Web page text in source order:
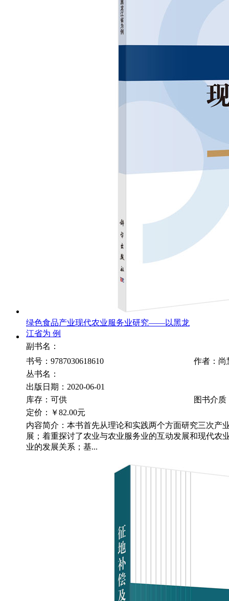
绿色食品产业现代农业服务业研究——以黑龙
江省为 例
副书名：
书号：9787030618610
作者：尚
丛书名：
出版日期：2020-06-01
库存：可供
图书介质
定价：
￥82.00元
内容简介：本书首先从理论和实践两个方面研究三次产
展；着重探讨了农业与农业服务业的互动发展和现代农
业的发展关系；基...